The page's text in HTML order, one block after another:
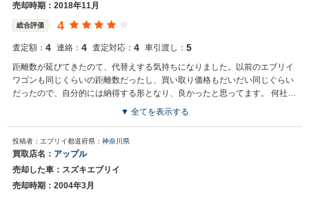
売却時期：2018年11月
総合評価 4
査定額： 4 連絡： 4 査定対応： 4 車引渡し： 5
距離数が延びてきたのて、代替えする気持ちになりました。以前のエブリイ
ワゴンも同じくらいの距離数だったし、買い取り価格もだいだい同じぐらい
だったので、自分的には納得する形となり、良かったと思ってます。 何社か
見積依頼、比べてみるのも良かったかな
▼ 全てを表示する
投稿者：エブリイ都道府県： 神奈川県
買取店名： アップル
売却した車：スズキエブリイ
売却時期：2004年3月